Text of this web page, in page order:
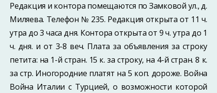
Редакция и контора помещаются по Замковой ул., д.
Миляева. Телефон № 235. Редакция открыта от 11 ч.
утра до 3 часа дня. Контора открыта от 9 ч. утра до 1
ч. дня. и от 3-8 веч. Плата за объявления за строку
петита: на 1-й стран. 15 к. за строку, на 4-й стран. 8 к.
за стр. Иногородние платят на 5 коп. дороже. Война
Война Италии с Турцией, о возможности которой